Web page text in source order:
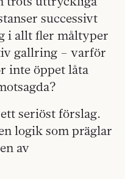
successivt
i allt fler måltyper
gallring – varför
inte öppet låta
seriöst förslag.
logik som präglar
av